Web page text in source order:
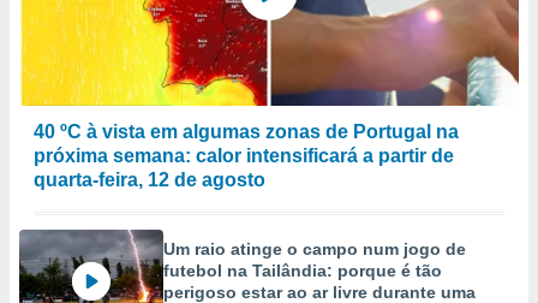
40 ºC à vista em algumas zonas de Portugal na
próxima semana: calor intensificará a partir de
quarta-feira, 12 de agosto
Um raio atinge o campo num jogo de
futebol na Tailândia: porque é tão
perigoso estar ao ar livre durante uma